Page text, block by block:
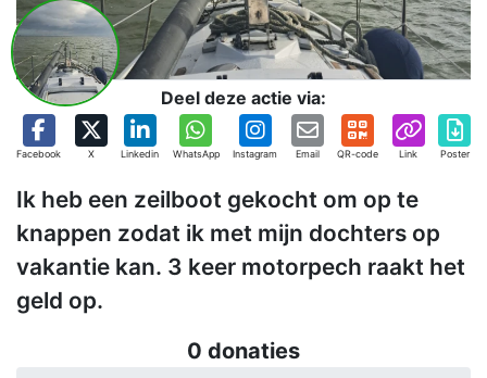
Deel deze actie via:
Facebook X Linkedin WhatsApp Instagram Email QR-code Link Poster
Ik heb een zeilboot gekocht om op te
knappen zodat ik met mijn dochters op
vakantie kan. 3 keer motorpech raakt het
geld op.
0 donaties